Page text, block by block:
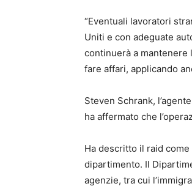
“Eventuali lavoratori
Uniti e con adeguate
continuerà a
fare affari, applicando
Steven Schrank,
ha affermato che
Ha descritto il raid
dipartimento. Il
agenzie, tra cui